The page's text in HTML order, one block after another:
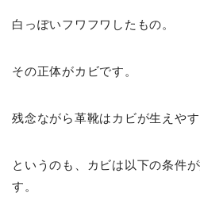
白っぽいフワフワしたもの。
その正体がカビです。
残念ながら革靴はカビが生えやす
というのも、カビは以下の条件
す。